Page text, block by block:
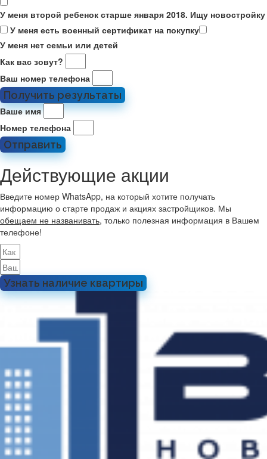
У меня второй ребенок старше января 2018. Ищу новостройку
У меня есть военный сертификат на покупку
У меня нет семьи или детей
Как вас зовут?
Ваш номер телефона
Получить результаты
Ваше имя
Номер телефона
Отправить
Действующие акции
Введите номер WhatsApp, на который хотите получать
информацию о старте продаж и акциях застройщиков. Мы
обещаем не названивать, только полезная информация в Вашем
телефоне!
Узнать наличие квартиры